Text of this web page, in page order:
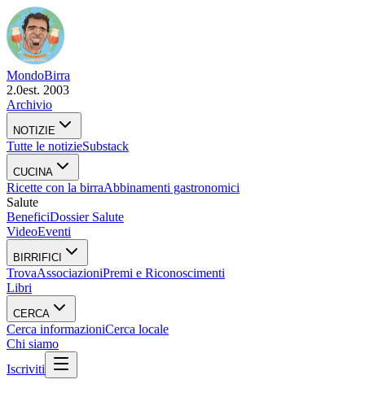
MondoBirra
2.0est. 2003
Archivio
NOTIZIE
Tutte le notizieSubstack
CUCINA
Ricette con la birraAbbinamenti gastronomici
Salute
BeneficiDossier Salute
VideoEventi
BIRRIFICI
TrovaAssociazioniPremi e Riconoscimenti
Libri
CERCA
Cerca informazioniCerca locale
Chi siamo
Iscriviti